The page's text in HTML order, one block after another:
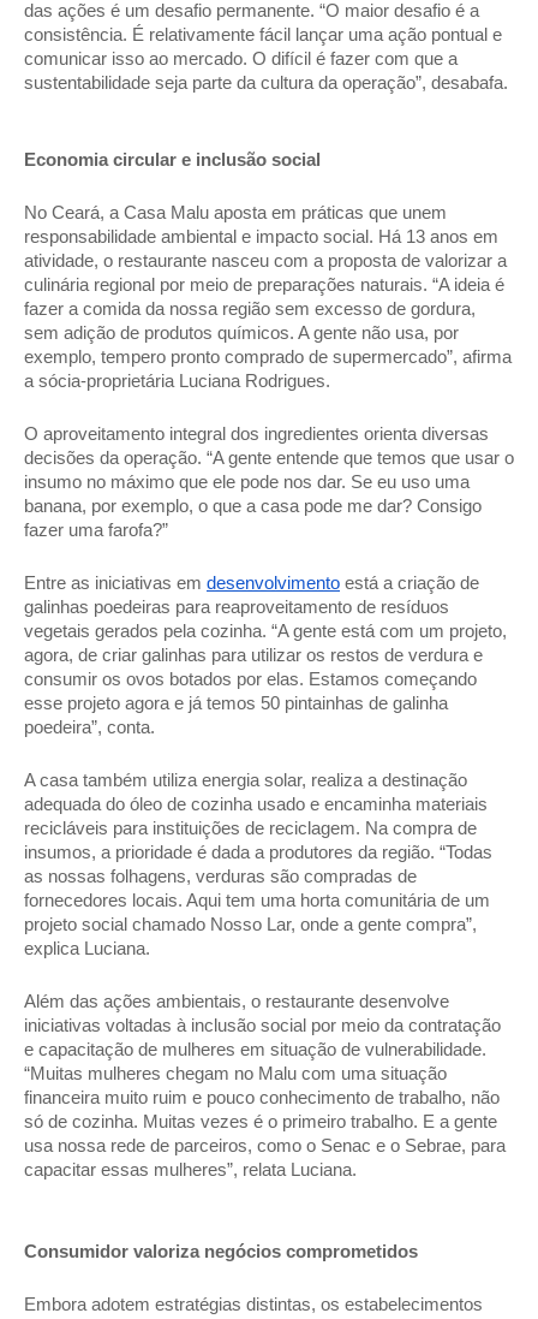
das ações é um desafio permanente. “O maior desafio é a
consistência. É relativamente fácil lançar uma ação pontual e
comunicar isso ao mercado. O difícil é fazer com que a
sustentabilidade seja parte da cultura da operação”, desabafa.
Economia circular e inclusão social
No Ceará, a Casa Malu aposta em práticas que unem
responsabilidade ambiental e impacto social. Há 13 anos em
atividade, o restaurante nasceu com a proposta de valorizar a
culinária regional por meio de preparações naturais. “A ideia é
fazer a comida da nossa região sem excesso de gordura,
sem adição de produtos químicos. A gente não usa, por
exemplo, tempero pronto comprado de supermercado”, afirma
a sócia-proprietária Luciana Rodrigues.
O aproveitamento integral dos ingredientes orienta diversas
decisões da operação. “A gente entende que temos que usar o
insumo no máximo que ele pode nos dar. Se eu uso uma
banana, por exemplo, o que a casa pode me dar? Consigo
fazer uma farofa?”
Entre as iniciativas em desenvolvimento está a criação de
galinhas poedeiras para reaproveitamento de resíduos
vegetais gerados pela cozinha. “A gente está com um projeto,
agora, de criar galinhas para utilizar os restos de verdura e
consumir os ovos botados por elas. Estamos começando
esse projeto agora e já temos 50 pintainhas de galinha
poedeira”, conta.
A casa também utiliza energia solar, realiza a destinação
adequada do óleo de cozinha usado e encaminha materiais
recicláveis para instituições de reciclagem. Na compra de
insumos, a prioridade é dada a produtores da região. “Todas
as nossas folhagens, verduras são compradas de
fornecedores locais. Aqui tem uma horta comunitária de um
projeto social chamado Nosso Lar, onde a gente compra”,
explica Luciana.
Além das ações ambientais, o restaurante desenvolve
iniciativas voltadas à inclusão social por meio da contratação
e capacitação de mulheres em situação de vulnerabilidade.
“Muitas mulheres chegam no Malu com uma situação
financeira muito ruim e pouco conhecimento de trabalho, não
só de cozinha. Muitas vezes é o primeiro trabalho. E a gente
usa nossa rede de parceiros, como o Senac e o Sebrae, para
capacitar essas mulheres”, relata Luciana.
Consumidor valoriza negócios comprometidos
Embora adotem estratégias distintas, os estabelecimentos